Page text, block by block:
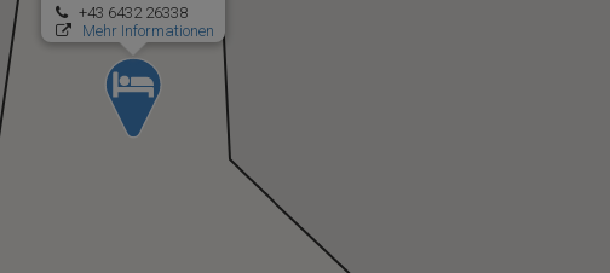
+43 6432 26338
Mehr Informationen